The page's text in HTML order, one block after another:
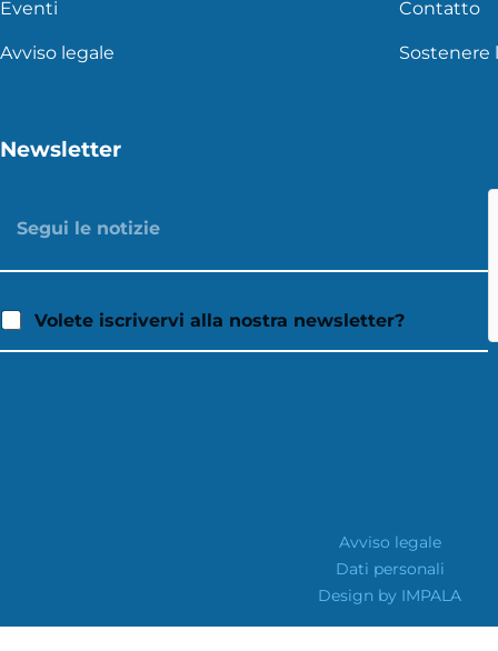
Eventi Contatto
Avviso legale Sostenere
Newsletter
Volete iscrivervi alla nostra newsletter?
Avviso legale
Dati personali
Design by IMPALA